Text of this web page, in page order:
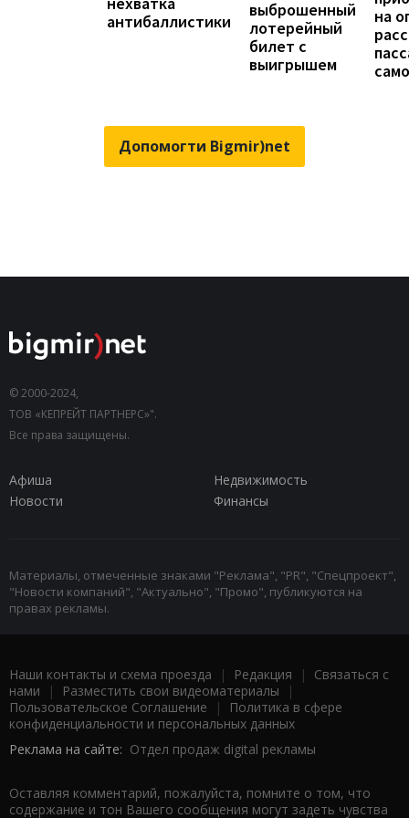
антибаллистики
выброшенный
лотерейный
билет с
выигрышем
на
Допомогти Bigmir)net
© 2000-2024,
ТОВ «КЕПРЕЙТ ПАРТНЕРС»".
Все права защищены.
Афиша
Недвижимость
Новости
Финансы
Материалы, отмеченные знаками "Реклама", "PR", "Спецпроект",
"Новости компаний", "Актуально", "Промо", публикуются на
правах рекламы.
Наши контакты и схема проезда | Редакция | Связаться с
нами | Разместить свои видеоматериалы |
Пользовательское Соглашение |
Политика в сфере
конфиденциальности и персональных данных
Реклама на сайте: Отдел продаж digital рекламы
Оставляя комментарий, пожалуйста, помните о том, что
содержание и тон Вашего сообщения могут задеть чувства